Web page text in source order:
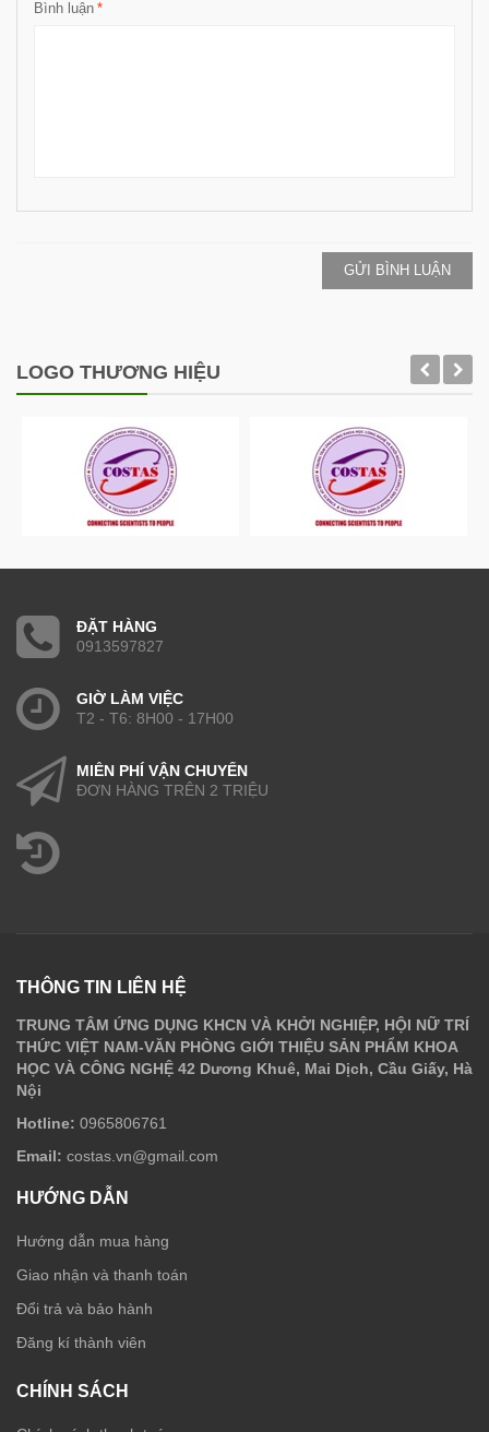
*
Bình luận
GỬI BÌNH LUẬN
LOGO THƯƠNG HIỆU
ĐẶT HÀNG
0913597827
GIỜ LÀM VIỆC
T2 - T6: 8H00 - 17H00
MIỄN PHÍ VẬN CHUYỂN
ĐƠN HÀNG TRÊN 2 TRIỆU
THÔNG TIN LIÊN HỆ
TRUNG TÂM ỨNG DỤNG KHCN VÀ KHỞI NGHIỆP, HỘI NỮ TRÍ
THỨC VIỆT NAM-VĂN PHÒNG GIỚI THIỆU SẢN PHẨM KHOA
HỌC VÀ CÔNG NGHỆ 42 Dương Khuê, Mai Dịch, Cầu Giấy, Hà
Nội
Hotline: 0965806761
Email: costas.vn@gmail.com
HƯỚNG DẪN
Hướng dẫn mua hàng
Giao nhận và thanh toán
Đổi trả và bảo hành
Đăng kí thành viên
CHÍNH SÁCH